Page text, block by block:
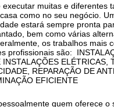
executar muitas e diferentes
como no seu negócio.
estará sempre pronta
bem como várias
os trabalhos mais
profissionais são:
ELÉTRICAS,
REPARAÇÃO DE
EFICIENTE
quem oferece o